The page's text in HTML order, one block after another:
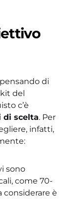
di
del
c’è
di scelta. Per
infatti,
sono
come 70-
è